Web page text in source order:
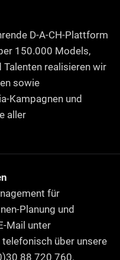
D-A-CH-Plattform
150.000 Models,
Talenten realisieren wir
sowie
Kampagnen und
aller
für
Planung und
Mail unter
über unsere
88 720 760.